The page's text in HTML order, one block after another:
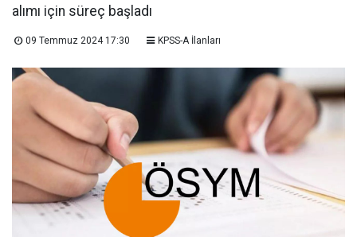
alımı için süreç başladı
09 Temmuz 2024 17:30 KPSS-A İlanları